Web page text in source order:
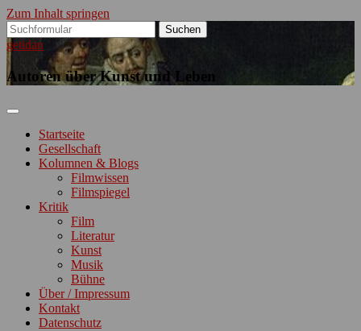
Zum Inhalt springen
Suchen
nach:
getidan
Autoren über Kunst und Leben
Startseite
Gesellschaft
Kolumnen & Blogs
Filmwissen
Filmspiegel
Kritik
Film
Literatur
Kunst
Musik
Bühne
Über / Impressum
Kontakt
Datenschutz